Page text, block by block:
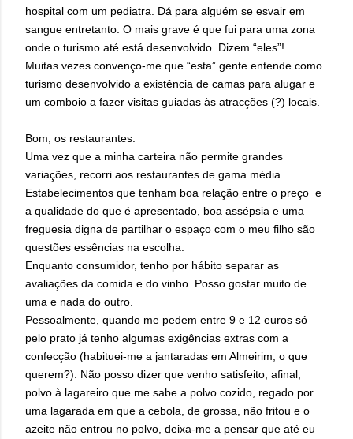
hospital com um pediatra. Dá para alguém se esvair em
sangue entretanto. O mais grave é que fui para uma zona
onde o turismo até está desenvolvido. Dizem “eles”!
Muitas vezes convenço-me que “esta” gente entende como
turismo desenvolvido a existência de camas para alugar e
um comboio a fazer visitas guiadas às atracções (?) locais.
Bom, os restaurantes.
Uma vez que a minha carteira não permite grandes
variações, recorri aos restaurantes de gama média.
Estabelecimentos que tenham boa relação entre o preço e
a qualidade do que é apresentado, boa assépsia e uma
freguesia digna de partilhar o espaço com o meu filho são
questões essências na escolha.
Enquanto consumidor, tenho por hábito separar as
avaliações da comida e do vinho. Posso gostar muito de
uma e nada do outro.
Pessoalmente, quando me pedem entre 9 e 12 euros só
pelo prato já tenho algumas exigências extras com a
confecção (habituei-me a jantaradas em Almeirim, o que
querem?). Não posso dizer que venho satisfeito, afinal,
polvo à lagareiro que me sabe a polvo cozido, regado por
uma lagarada em que a cebola, de grossa, não fritou e o
azeite não entrou no polvo, deixa-me a pensar que até eu